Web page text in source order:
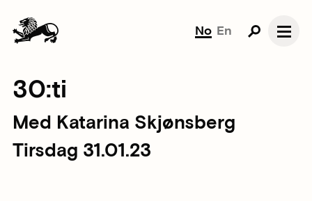
No En
30:ti
Med Katarina Skjønsberg
Tirsdag 31.01.23